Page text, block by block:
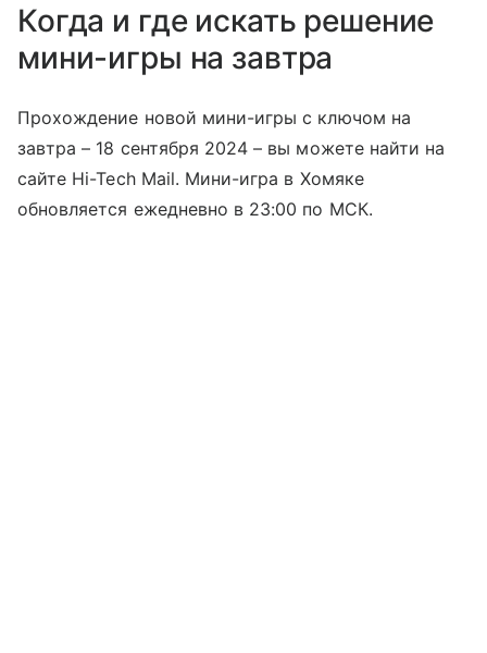
Когда и где искать решение
мини-игры на завтра
Прохождение новой мини-игры с ключом на
завтра – 18 сентября 2024 – вы можете найти на
сайте Hi-Tech Mail. Мини-игра в Хомяке
обновляется ежедневно в 23:00 по МСК.